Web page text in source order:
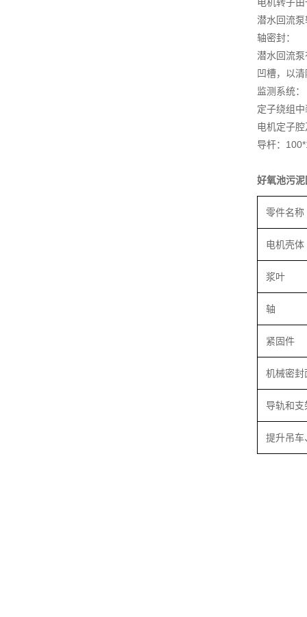
潜水回流
轴密封：
潜水回流
凹槽，以
监测系统：
定子绕组
电机定子
导杆：
好氧池污
零件名称
电机壳体
浆叶
轴
紧固件
机械密封
导轨和支
提升吊车